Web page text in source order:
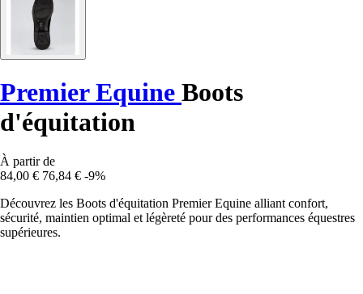
Premier Equine Boots
d'équitation
À partir de
84,00 € 76,84 € -9%
Découvrez les Boots d'équitation Premier Equine alliant confort,
sécurité, maintien optimal et légèreté pour des performances équestres
supérieures.